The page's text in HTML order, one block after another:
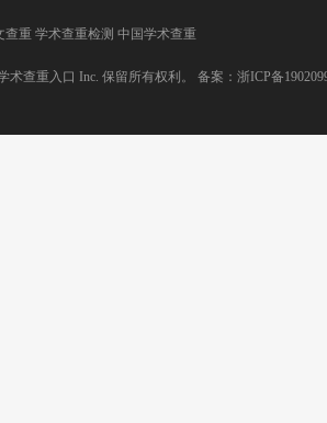
查重 学术查重检测 中国学术查重
术查重入口 Inc. 保留所有权利。 备案： 浙ICP备